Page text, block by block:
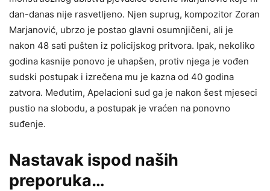
dan-danas nije rasvetljeno. Njen suprug, kompozitor Zoran
Marjanović, ubrzo je postao glavni osumnjičeni, ali je
nakon 48 sati pušten iz policijskog pritvora. Ipak, nekoliko
godina kasnije ponovo je uhapšen, protiv njega je vođen
sudski postupak i izrečena mu je kazna od 40 godina
zatvora. Međutim, Apelacioni sud ga je nakon šest mjeseci
pustio na slobodu, a postupak je vraćen na ponovno
suđenje.
Nastavak ispod naših
preporuka…